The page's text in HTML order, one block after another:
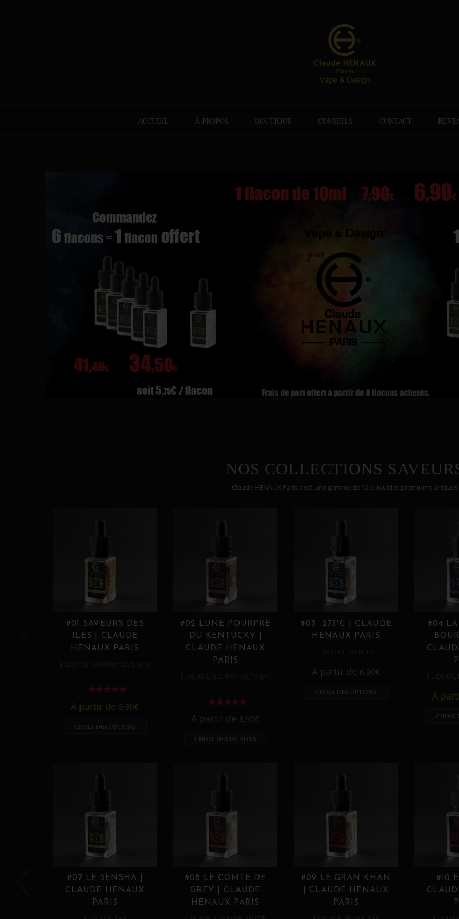
ACCUEIL À PROPOS BOUTIQUE CONSEILS CONTACT
NOS COLLECTIONS
Claude HENAUX Paris c'est une gamme de 12 e liquides premiums uniques
#01 SAVEURS DES
ILES | CLAUDE
HENAUX PARIS
, ,
A partir de 6,90€
CHOIX DES OPTIONS
#02 LUNE POURPRE
DU KENTUCKY |
CLAUDE HENAUX
PARIS
, ,
A partir de 6,90€
CHOIX DES OPTIONS
#03 -273°C | CLAUDE
HENAUX PARIS
,
A partir de 6,90€
CHOIX DES OPTIONS
#04 LA
,
A
CHOIX
#07 LE SENSHA |
CLAUDE HENAUX
PARIS
#08 LE COMTE DE
GREY | CLAUDE
HENAUX PARIS
#09 LE GRAN KHAN
| CLAUDE HENAUX
PARIS
#10